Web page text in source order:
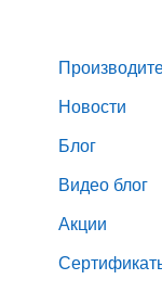
Новости
Блог
Видео блог
Акции